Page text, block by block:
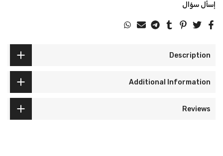
إسأل سؤال
Description
Additional Information
Reviews